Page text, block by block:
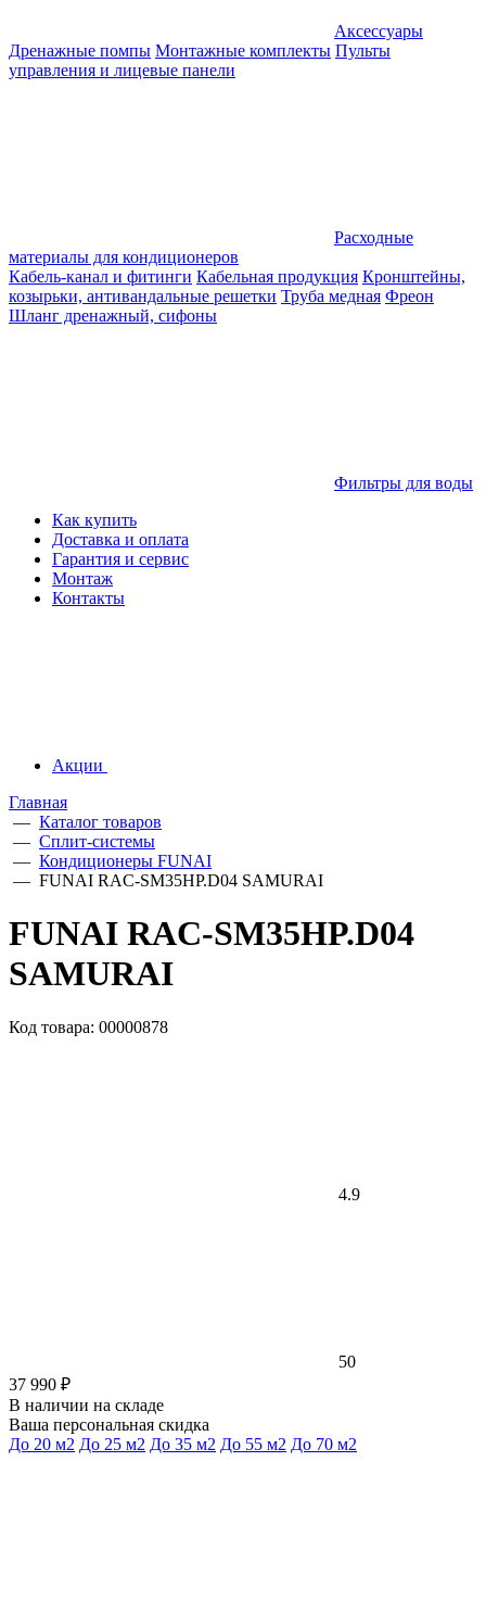
Аксессуары
Дренажные помпы Монтажные комплекты Пульты
управления и лицевые панели
Расходные
материалы для кондиционеров
Кабель-канал и фитинги Кабельная продукция Кронштейны,
козырьки, антивандальные решетки Труба медная Фреон
Шланг дренажный, сифоны
Фильтры для воды
Как купить
Доставка и оплата
Гарантия и сервис
Монтаж
Контакты
Акции
Главная
— Каталог товаров
— Сплит-системы
— Кондиционеры FUNAI
— FUNAI RAC-SM35HP.D04 SAMURAI
FUNAI RAC-SM35HP.D04
SAMURAI
Код товара: 00000878
4.9
50
37 990 ₽
В наличии на складе
Ваша персональная скидка
До 20 м2 До 25 м2 До 35 м2 До 55 м2 До 70 м2